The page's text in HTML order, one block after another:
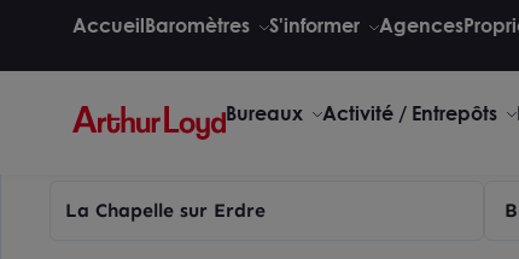
AccueilBaromètres S'informer Agences
Bureaux Activité / Entrepôts
La Chapelle sur Erdre